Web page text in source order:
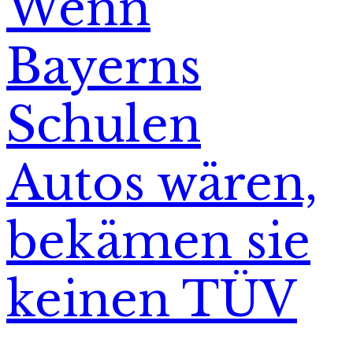
Bayerns
Schulen
Autos wären,
bekämen sie
keinen TÜV